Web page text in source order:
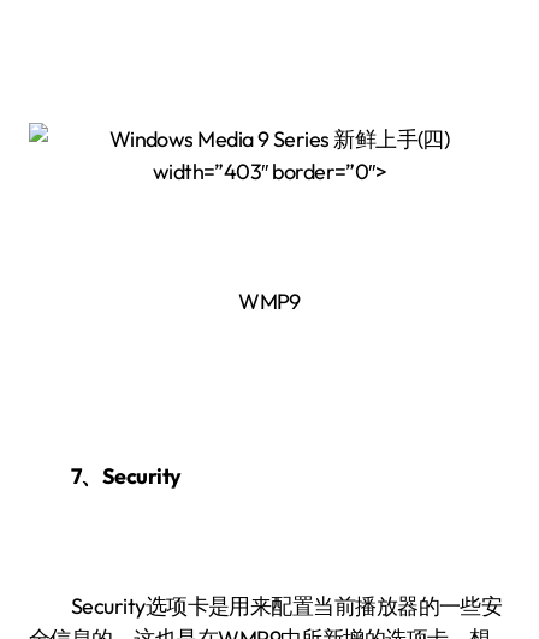
width=”403″ border=”0″>
WMP9
7、Security
Security选项卡是用来配置当前播放器的一些安